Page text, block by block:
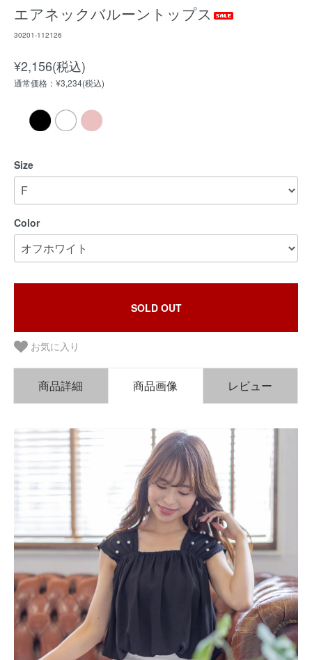
エアネックバルーントップス
30201-112126
¥2,156(税込)
通常価格：¥3,234(税込)
Size
Color
SOLD OUT
お気に入り
商品詳細 商品画像 レビュー